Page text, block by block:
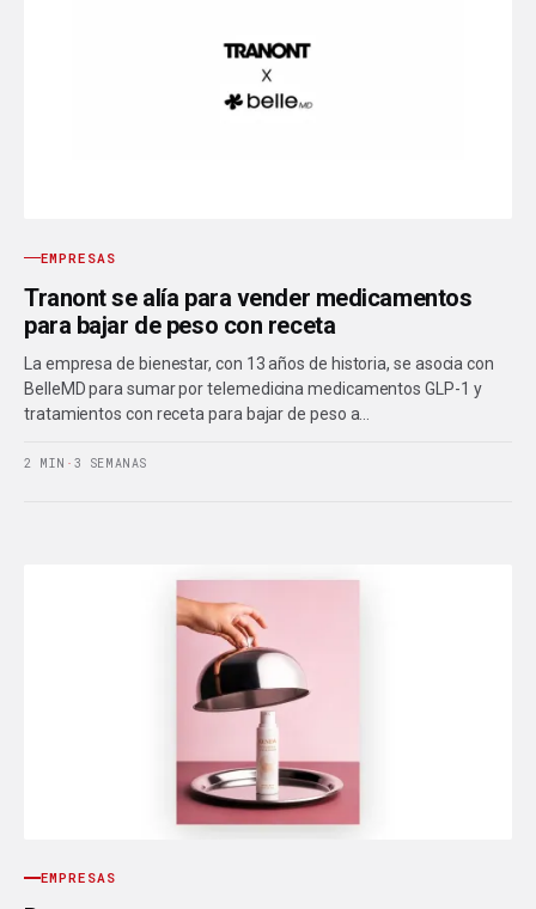
EMPRESAS
Tranont se alía para vender medicamentos
para bajar de peso con receta
La empresa de bienestar, con 13 años de historia, se asocia con
BelleMD para sumar por telemedicina medicamentos GLP-1 y
tratamientos con receta para bajar de peso a…
2 MIN · 3 SEMANAS
EMPRESAS